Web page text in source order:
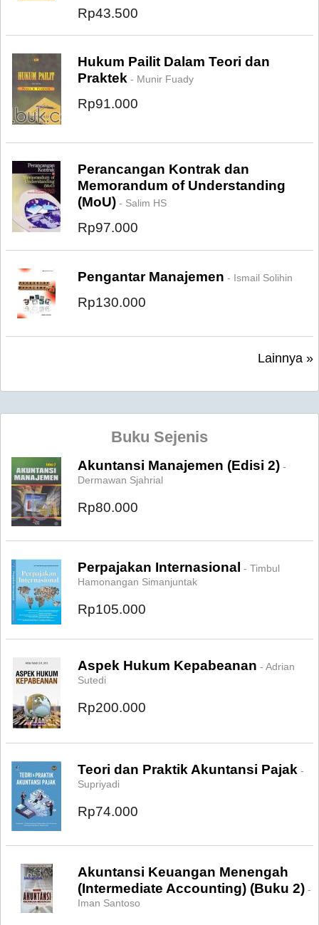
Rp43.500
Hukum Pailit Dalam Teori dan
Praktek - Munir Fuady
Rp91.000
Perancangan Kontrak dan
Memorandum of Understanding
(MoU) - Salim HS
Rp97.000
Pengantar Manajemen - Ismail Solihin
Rp130.000
Lainnya »
Buku Sejenis
Akuntansi Manajemen (Edisi 2) -
Dermawan Sjahrial
Rp80.000
Perpajakan Internasional - Timbul
Hamonangan Simanjuntak
Rp105.000
Aspek Hukum Kepabeanan - Adrian
Sutedi
Rp200.000
Teori dan Praktik Akuntansi Pajak -
Supriyadi
Rp74.000
Akuntansi Keuangan Menengah
(Intermediate Accounting) (Buku 2) -
Iman Santoso